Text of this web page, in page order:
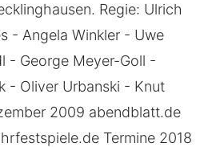
Regie: Ulrich
- Angela Winkler - Uwe
- George Meyer-Goll -
- Oliver Urbanski - Knut
2009 abendblatt.de
Termine 2018